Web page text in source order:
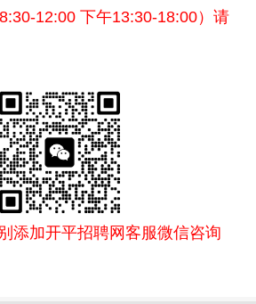
12:00 下午13:30-18:00）请
添加开平招聘网客服微信咨询